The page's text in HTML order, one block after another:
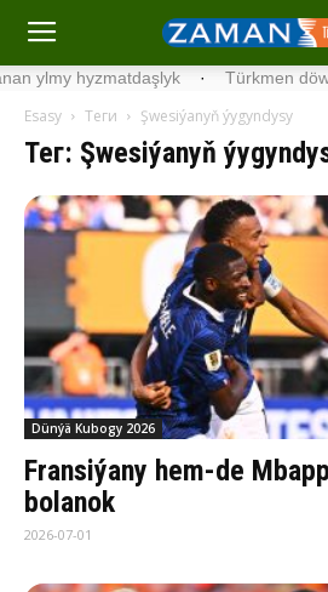
· Türkmen döwlet binagärlik-
Esasy Теги Şwesiýanyň ýygyndysy
Тег: Şwesiýanyň
Dünýä Kubogy 2026
Fransiýany hem-de
bolanok
2026-07-01